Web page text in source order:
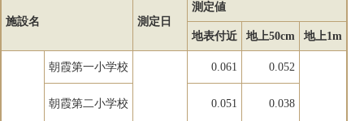
施設名 測定日
測定値
地表付近 地上50cm 地上1m
朝霞第一小学校 0.061 0.052
朝霞第二小学校 0.051 0.038